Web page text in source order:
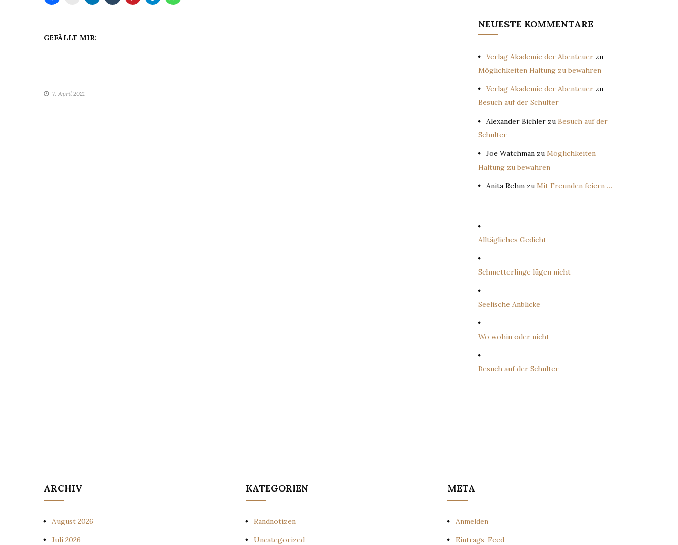
GEFÄLLT MIR:
7. April 2021
NEUESTE KOMMENTARE
Verlag Akademie der Abenteuer zu
Möglichkeiten Haltung zu bewahren
Verlag Akademie der Abenteuer zu
Besuch auf der Schulter
Alexander Bichler zu Besuch auf der
Schulter
Joe Watchman zu Möglichkeiten
Haltung zu bewahren
Anita Rehm zu Mit Freunden feiern …
Alltägliches Gedicht
Schmetterlinge lügen nicht
Seelische Anblicke
Wo wohin oder nicht
Besuch auf der Schulter
ARCHIV
August 2026
Juli 2026
KATEGORIEN
Randnotizen
Uncategorized
META
Anmelden
Eintrags-Feed